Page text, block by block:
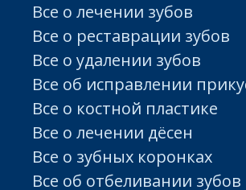
Все о лечении зубов
Все о реставрации зубов
Все о удалении зубов
Все об исправлении
Все о костной пластике
Все о лечении дёсен
Все о зубных коронках
Все об отбеливании зубов